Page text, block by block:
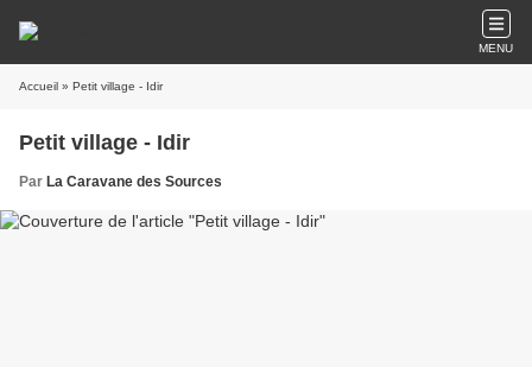
MENU
Accueil » Petit village - Idir
Petit village - Idir
Par La Caravane des Sources